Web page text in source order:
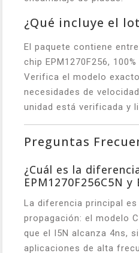
¿Qué incluye el
El paquete contiene
chip EPM1270F256,
Verifica el modelo
necesidades de
unidad está verificada y
Preguntas
¿Cuál es la
EPM1270F256C5N y
La diferencia principal
propagación: el modelo
que el I5N alcanza 4ns,
aplicaciones de alta